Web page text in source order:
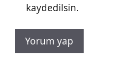
kaydedilsin.